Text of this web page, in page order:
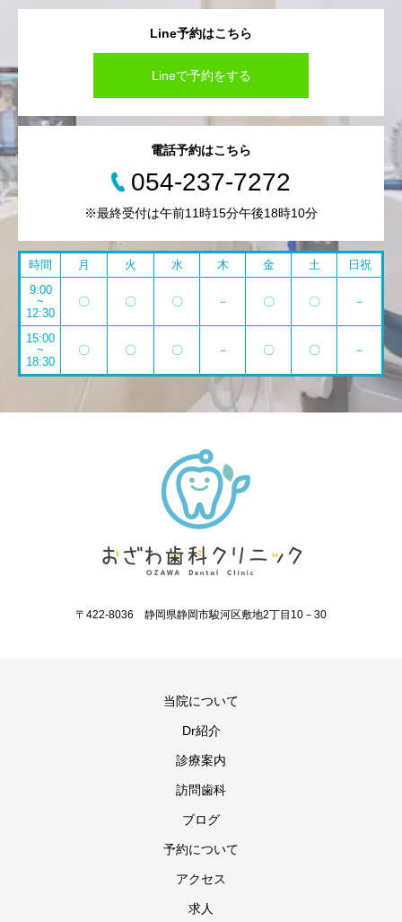
Line予約はこちら
Lineで予約をする
電話予約はこちら
054-237-7272
※最終受付は午前11時15分午後18時10分
時間 月 火 水 木 金 土
日祝
9:00
~
12:30
〇 〇 〇 － 〇 〇 －
15:00
~
18:30
〇 〇 〇 － 〇 〇 －
〒422-8036 静岡県静岡市駿河区敷地2丁目10－30
当院について
Dr紹介
診療案内
訪問歯科
ブログ
予約について
アクセス
求人